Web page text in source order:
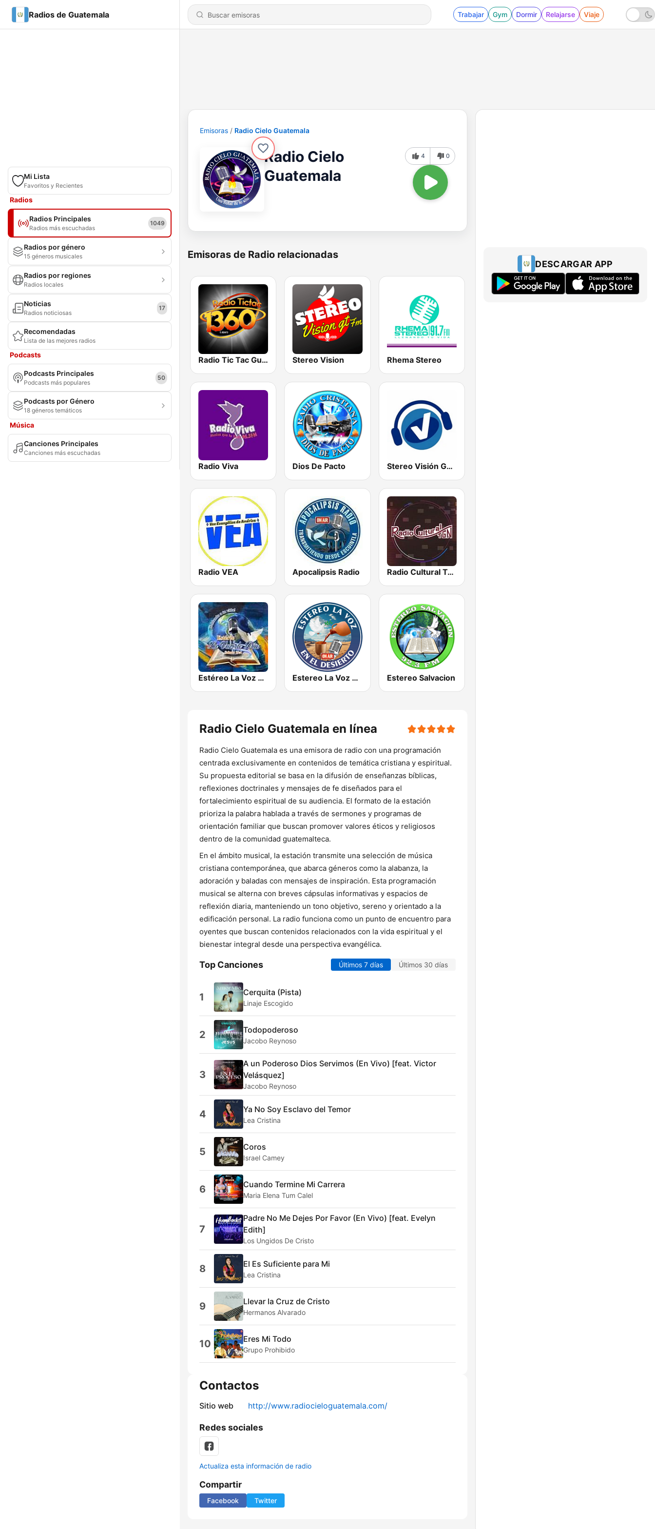
Radios de Guatemala Trabajar Gym Dormir Relajarse Viaje
Mi Lista
Favoritos y Recientes
Radios
Radios Principales
Radios más escuchadas
1049
Radios por género
15 géneros musicales
Radios por regiones
Radios locales
Noticias
Radios noticiosas
17
Recomendadas
Lista de las mejores radios
Podcasts
Podcasts Principales
Podcasts más populares
50
Podcasts por Género
18 géneros temáticos
Música
Canciones Principales
Canciones más escuchadas
Emisoras Radio Cielo Guatemala
Radio Cielo
Guatemala
4 0
Emisoras de Radio relacionadas
Radio Tic Tac Guatemala Stereo Vision Rhema Stereo
Radio Viva Dios De Pacto Stereo Visión Guatemala
Radio VEA Apocalipsis Radio Radio Cultural TGN
Estéreo La Voz De Dios Estereo La Voz En El Desierto Estereo Salvacion
Radio Cielo Guatemala en línea
Radio Cielo Guatemala es una emisora de radio con una programación
centrada exclusivamente en contenidos de temática cristiana y espiritual.
Su propuesta editorial se basa en la difusión de enseñanzas bíblicas,
reflexiones doctrinales y mensajes de fe diseñados para el
fortalecimiento espiritual de su audiencia. El formato de la estación
prioriza la palabra hablada a través de sermones y programas de
orientación familiar que buscan promover valores éticos y religiosos
dentro de la comunidad guatemalteca.
En el ámbito musical, la estación transmite una selección de música
cristiana contemporánea, que abarca géneros como la alabanza, la
adoración y baladas con mensajes de inspiración. Esta programación
musical se alterna con breves cápsulas informativas y espacios de
reflexión diaria, manteniendo un tono objetivo, sereno y orientado a la
edificación personal. La radio funciona como un punto de encuentro para
oyentes que buscan contenidos relacionados con la vida espiritual y el
bienestar integral desde una perspectiva evangélica.
Top Canciones Últimos 7 días Últimos 30 días
1 Cerquita (Pista)
Linaje Escogido
2 Todopoderoso
Jacobo Reynoso
3
A un Poderoso Dios Servimos (En Vivo) [feat. Victor
Velásquez]
Jacobo Reynoso
4 Ya No Soy Esclavo del Temor
Lea Cristina
5 Coros
Israel Camey
6 Cuando Termine Mi Carrera
Maria Elena Tum Calel
7
Padre No Me Dejes Por Favor (En Vivo) [feat. Evelyn
Edith]
Los Ungidos De Cristo
8 El Es Suficiente para Mi
Lea Cristina
9 Llevar la Cruz de Cristo
Hermanos Alvarado
10 Eres Mi Todo
Grupo Prohibido
Contactos
Sitio web http://www.radiocieloguatemala.com/
Redes sociales
Actualiza esta información de radio
Compartir
Facebook Twitter
DESCARGAR APP